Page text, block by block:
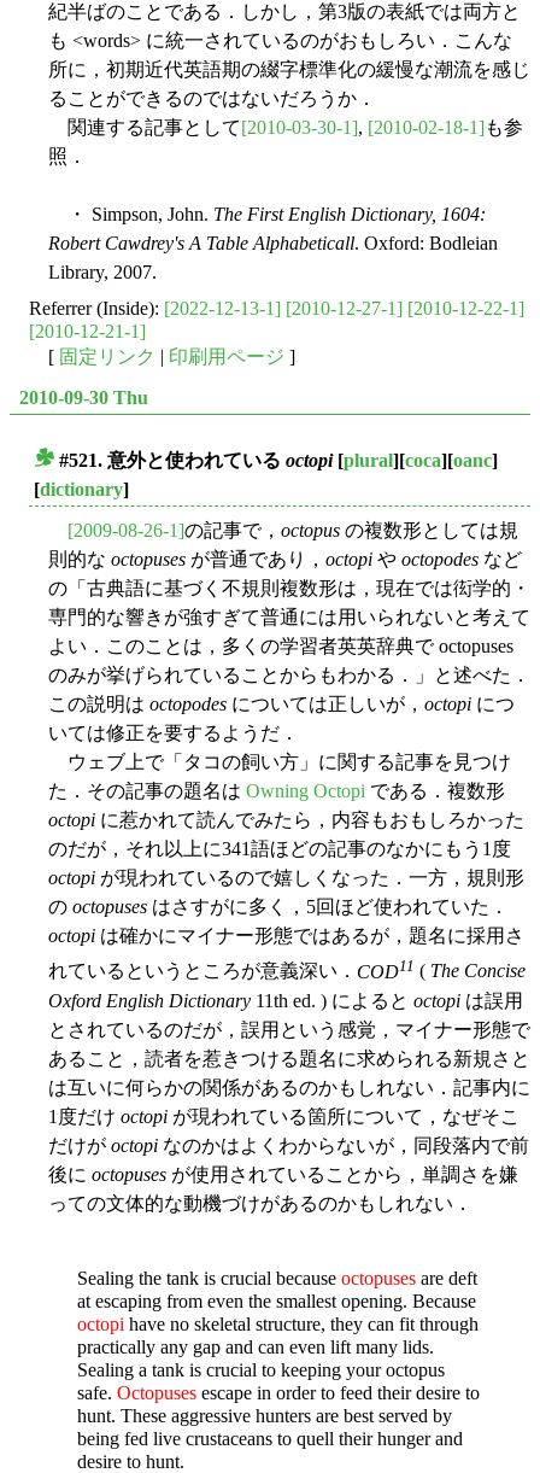
紀半ばのことである．しかし，第3版の表紙では両方と
も <words> に統一されているのがおもしろい．こんな
所に，初期近代英語期の綴字標準化の緩慢な潮流を感じ
ることができるのではないだろうか．
関連する記事として[2010-03-30-1], [2010-02-18-1]も参
照．
・ Simpson, John. The First English Dictionary, 1604:
Robert Cawdrey's A Table Alphabeticall. Oxford: Bodleian
Library, 2007.
Referrer (Inside): [2022-12-13-1] [2010-12-27-1] [2010-12-22-1]
[2010-12-21-1]
[ 固定リンク | 印刷用ページ ]
2010-09-30 Thu
#521. 意外と使われている octopi[plural][coca][oanc]
[dictionary]
[2009-08-26-1]の記事で， octopus の複数形としては規
則的な octopuses が普通であり， octopi や octopodes など
の「古典語に基づく不規則複数形は，現在では衒学的・
専門的な響きが強すぎて普通には用いられないと考えて
よい．このことは，多くの学習者英英辞典で octopuses
のみが挙げられていることからもわかる．」と述べた．
この説明は octopodes については正しいが， octopi につ
いては修正を要するようだ．
ウェブ上で「タコの飼い方」に関する記事を見つけ
た．その記事の題名は Owning Octopi である．複数形
octopi に惹かれて読んでみたら，内容もおもしろかった
のだが，それ以上に341語ほどの記事のなかにもう1度
octopi が現われているので嬉しくなった．一方，規則形
の octopuses はさすがに多く，5回ほど使われていた．
octopi は確かにマイナー形態ではあるが，題名に採用さ
れているというところが意義深い． COD11 ( The Concise
Oxford English Dictionary 11th ed. ) によると octopi は誤用
とされているのだが，誤用という感覚，マイナー形態で
あること，読者を惹きつける題名に求められる新規さと
は互いに何らかの関係があるのかもしれない．記事内に
1度だけ octopi が現われている箇所について，なぜそこ
だけが octopi なのかはよくわからないが，同段落内で前
後に octopuses が使用されていることから，単調さを嫌
っての文体的な動機づけがあるのかもしれない．
Sealing the tank is crucial because octopuses are deft
at escaping from even the smallest opening. Because
octopi have no skeletal structure, they can fit through
practically any gap and can even lift many lids.
Sealing a tank is crucial to keeping your octopus
safe. Octopuses escape in order to feed their desire to
hunt. These aggressive hunters are best served by
being fed live crustaceans to quell their hunger and
desire to hunt.